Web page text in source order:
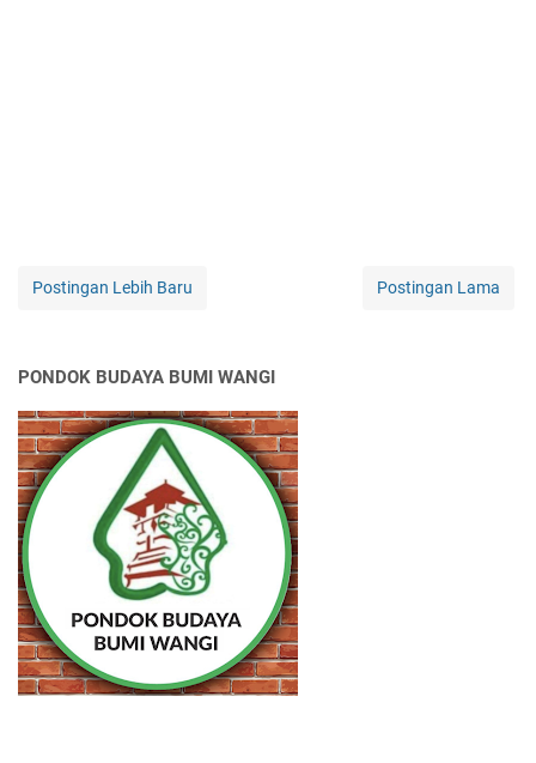
Postingan Lebih Baru Postingan Lama
PONDOK BUDAYA BUMI WANGI